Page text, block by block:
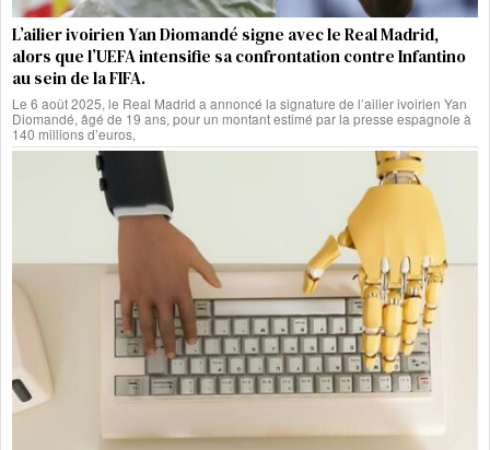
L’ailier ivoirien Yan Diomandé signe avec le Real Madrid,
alors que l’UEFA intensifie sa confrontation contre Infantino
au sein de la FIFA.
Le 6 août 2025, le Real Madrid a annoncé la signature de l’ailier ivoirien Yan
Diomandé, âgé de 19 ans, pour un montant estimé par la presse espagnole à
140 millions d’euros,